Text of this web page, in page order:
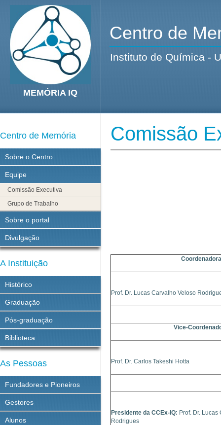
MEMÓRIA IQ
Centro de
Instituto de Química -
Centro de Memória
Sobre o Centro
Equipe
Comissão Executiva
Grupo de Trabalho
Sobre o portal
Divulgação
A Instituição
Histórico
Graduação
Pós-graduação
Biblioteca
As Pessoas
Fundadores e Pioneiros
Gestores
Alunos
Comissão
Coordenadora
Prof. Dr. Lucas Carvalho Veloso
Vice-
Prof. Dr. Carlos Takeshi Hotta
Presidente da CCEx-IQ: Prof. Dr.
Rodrigues